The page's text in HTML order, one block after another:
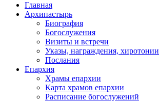
Главная
Архипастырь
Биография
Богослужения
Визиты и встречи
Указы, награждения, хиротонии
Послания
Епархия
Храмы епархии
Карта храмов епархии
Расписание богослужений